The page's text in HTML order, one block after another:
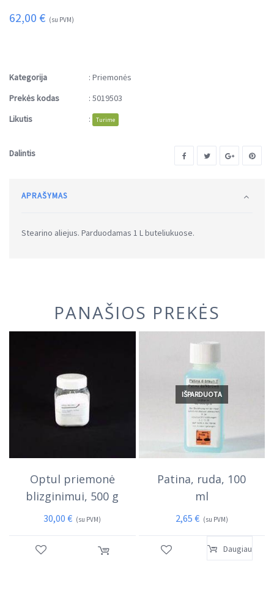
62,00 € (su PVM)
Kategorija : Priemonės
Prekės kodas
: 5019503
Likutis
: Turime
Dalintis
APRAŠYMAS
Stearino aliejus. Parduodamas 1 L buteliukuose.
PANAŠIOS PREKĖS
Optul priemonė
blizginimui, 500 g
30,00€ (su PVM)
IŠPARDUOTA
Patina, ruda, 100
ml
2,65 € (su PVM)
Daugiau